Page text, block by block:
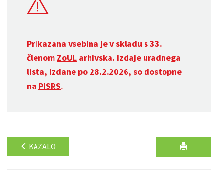
Prikazana vsebina je v skladu s 33.
členom ZoUL arhivska. Izdaje uradnega
lista, izdane po 28.2.2026, so dostopne
na PISRS.
KAZALO